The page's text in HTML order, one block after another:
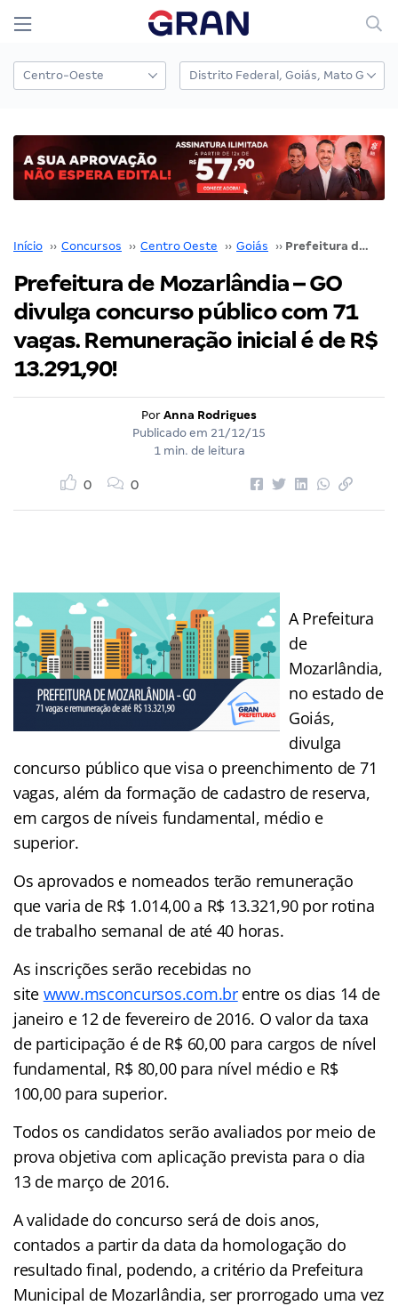
Início ›› Concursos ›› Centro Oeste ›› Goiás ›› Prefeitura de Mozarlândia – GO divulga concurso público com 71 vagas. Remuneração inicial é de R$ 13.291,90!
Prefeitura de Mozarlândia – GO
divulga concurso público com 71
vagas. Remuneração inicial é de R$
13.291,90!
Por Anna Rodrigues
Publicado em 21/12/15
1 min. de leitura
0 0
A Prefeitura
de
Mozarlândia,
no estado de
Goiás,
divulga
concurso público que visa o preenchimento de 71
vagas, além da formação de cadastro de reserva,
em cargos de níveis fundamental, médio e
superior.
Os aprovados e nomeados terão remuneração
que varia de R$ 1.014,00 a R$ 13.321,90 por rotina
de trabalho semanal de até 40 horas.
As inscrições serão recebidas no
site www.msconcursos.com.brentre os dias 14 de
janeiro e 12 de fevereiro de 2016. O valor da taxa
de participação é de R$ 60,00 para cargos de nível
fundamental, R$ 80,00 para nível médio e R$
100,00 para superior.
Todos os candidatos serão avaliados por meio de
prova objetiva com aplicação prevista para o dia
13 de março de 2016.
A validade do concurso será de dois anos,
contados a partir da data da homologação do
resultado final, podendo, a critério da Prefeitura
Municipal de Mozarlândia, ser prorrogado uma vez